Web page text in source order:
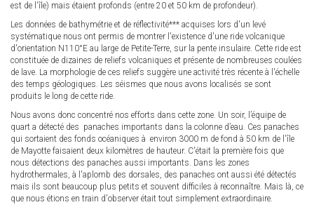
est de l'île) mais étaient profonds (entre 20 et 50 km de profondeur).
Les données de bathymétrie et de réflectivité*** acquises lors d'un levé
systématique nous ont permis de montrer l'existence d'une ride volcanique
d'orientation N110°E au large de Petite-Terre, sur la pente insulaire. Cette ride est
constituée de dizaines de reliefs volcaniques et présente de nombreuses coulées
de lave. La morphologie de ces reliefs suggère une activité très récente à l'échelle
des temps géologiques. Les séismes que nous avons localisés se sont
produits le long de cette ride.
Nous avons donc concentré nos efforts dans cette zone. Un soir, l’équipe de
quart a détecté des panaches importants dans la colonne d’eau. Ces panaches
qui sortaient des fonds océaniques à environ 3000 m de fond à 50 km de l'île
de Mayotte faisaient deux kilomètres de hauteur. C'était la première fois que
nous détections des panaches aussi importants. Dans les zones
hydrothermales, à l'aplomb des dorsales, des panaches ont aussi été détectés
mais ils sont beaucoup plus petits et souvent difficiles à reconnaître. Mais là, ce
que nous étions en train d'observer était tout simplement extraordinaire.